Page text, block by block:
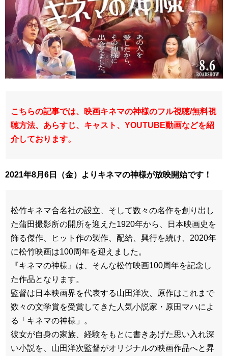
こちらの記事では、映画キネマの神様のフル視聴/無料視
聴方法、あらすじ、キャスト、YOUTUBE動画などを紹
介しております。
2021年8月6日（金）よりキネマの神様が放映開始です！
松竹キネマ合名社の設立、そして数々の名作を創り出し
た蒲田撮影所の開所を迎えた1920年から、日本映画史を
飾る傑作、ヒット作の製作、配給、興行を続け、2020年
に松竹映画は100周年を迎えました。
『キネマの神様』は、そんな松竹映画100周年を記念し
た作品となります。
監督は日本映画界を代表する山田洋次、原作はこれまで
数々の文学賞を受賞してきた人気小説家・原田マハによ
る「キネマの神様」。
彼女が自身の家族、経験をもとに書きあげた思い入れ深
い小説を、山田洋次監督がオリジナルの映画作品へと昇